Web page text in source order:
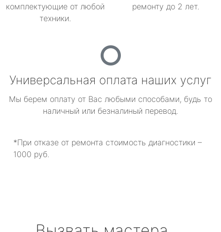
комплектующие от любой
техники.
ремонту до 2 лет.
Универсальная оплата наших услуг
Мы берем оплату от Вас любыми способами, будь то
наличный или безналиный перевод.
*При отказе от ремонта стоимость диагностики –
1000 руб.